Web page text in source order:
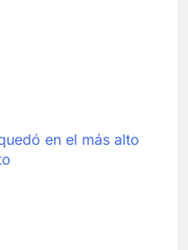
en el más alto